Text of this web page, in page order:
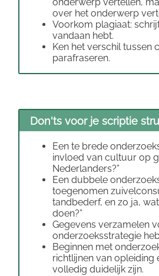
onderwerp vertellen,
over het onderwerp
Voorkom plagiaat:
vandaan hebt.
Ken het verschil tussen
parafraseren.
Don'ts voor je scriptie
Een te brede
invloed van cultuur op
Nederlanders?”
Een dubbele
toegenomen
tandbederf, en zo ja,
doen?”
Gegevens verzamelen
onderzoeksstrategie
Beginnen met
richtlijnen van opleiding
volledig duidelijk zijn.